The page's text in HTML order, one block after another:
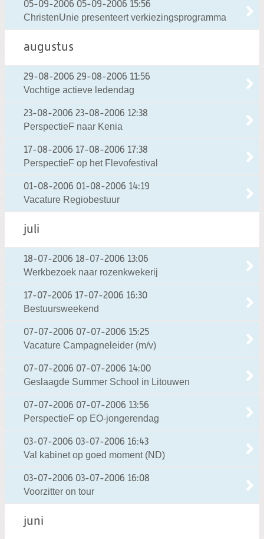
05-09-2006 05-09-2006 15:56
ChristenUnie presenteert verkiezingsprogramma
augustus
29-08-2006 29-08-2006 11:56
Vochtige actieve ledendag
23-08-2006 23-08-2006 12:38
PerspectieF naar Kenia
17-08-2006 17-08-2006 17:38
PerspectieF op het Flevofestival
01-08-2006 01-08-2006 14:19
Vacature Regiobestuur
juli
18-07-2006 18-07-2006 13:06
Werkbezoek naar rozenkwekerij
17-07-2006 17-07-2006 16:30
Bestuursweekend
07-07-2006 07-07-2006 15:25
Vacature Campagneleider (m/v)
07-07-2006 07-07-2006 14:00
Geslaagde Summer School in Litouwen
07-07-2006 07-07-2006 13:56
PerspectieF op EO-jongerendag
03-07-2006 03-07-2006 16:43
Val kabinet op goed moment (ND)
03-07-2006 03-07-2006 16:08
Voorzitter on tour
juni